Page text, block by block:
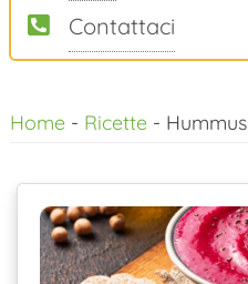
Contattaci
alHome- Ricette-